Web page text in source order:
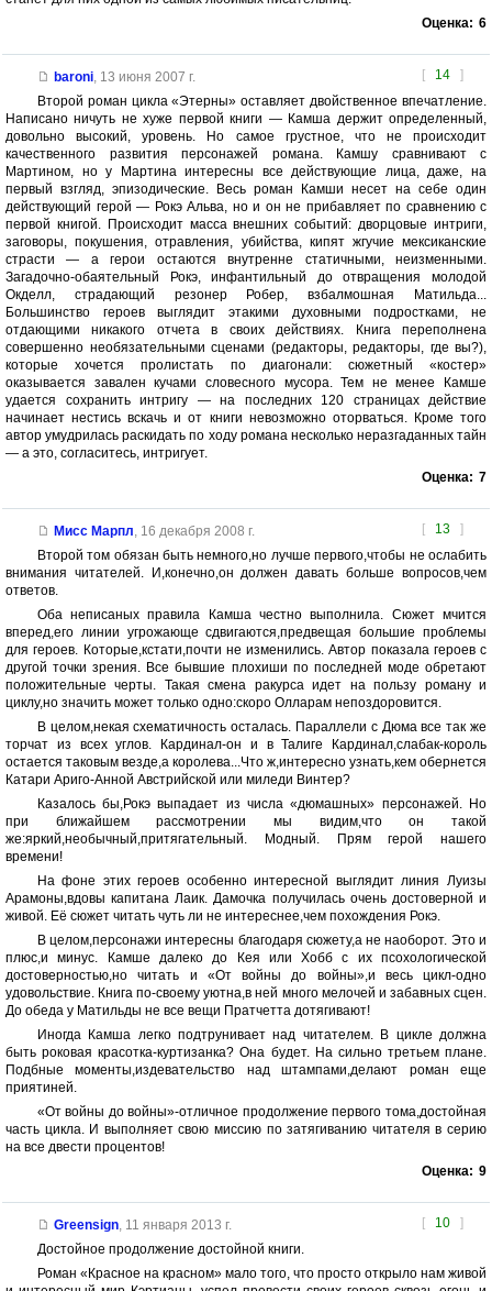
Оценка: 6
[ 14 ]
baroni, 13 июня 2007 г.
Второй роман цикла «Этерны» оставляет двойственное впечатление.
Написано ничуть не хуже первой книги — Камша держит определенный,
довольно высокий, уровень. Но самое грустное, что не происходит
качественного развития персонажей романа. Камшу сравнивают с
Мартином, но у Мартина интересны все действующие лица, даже, на
первый взгляд, эпизодические. Весь роман Камши несет на себе один
действующий герой — Рокэ Альва, но и он не прибавляет по сравнению с
первой книгой. Происходит масса внешних событий: дворцовые интриги,
заговоры, покушения, отравления, убийства, кипят жгучие мексиканские
страсти — а герои остаются внутренне статичными, неизменными.
Загадочно-обаятельный Рокэ, инфантильный до отвращения молодой
Окделл, страдающий резонер Робер, взбалмошная Матильда...
Большинство героев выглядит этакими духовными подростками, не
отдающими никакого отчета в своих действиях. Книга переполнена
совершенно необязательными сценами (редакторы, редакторы, где вы?),
которые хочется пролистать по диагонали: сюжетный «костер»
оказывается завален кучами словесного мусора. Тем не менее Камше
удается сохранить интригу — на последних 120 страницах действие
начинает нестись вскачь и от книги невозможно оторваться. Кроме того
автор умудрилась раскидать по ходу романа несколько неразгаданных тайн
— а это, согласитесь, интригует.
Оценка: 7
[ 13 ]
Мисс Марпл, 16 декабря 2008 г.
Второй том обязан быть немного,но лучше первого,чтобы не ослабить
внимания читателей. И,конечно,он должен давать больше вопросов,чем
ответов.
Оба неписаных правила Камша честно выполнила. Сюжет мчится
вперед,его линии угрожающе сдвигаются,предвещая большие проблемы
для героев. Которые,кстати,почти не изменились. Автор показала героев с
другой точки зрения. Все бывшие плохиши по последней моде обретают
положительные черты. Такая смена ракурса идет на пользу роману и
циклу,но значить может только одно:скоро Олларам непоздоровится.
В целом,некая схематичность осталась. Параллели с Дюма все так же
торчат из всех углов. Кардинал-он и в Талиге Кардинал,слабак-король
остается таковым везде,а королева...Что ж,интересно узнать,кем обернется
Катари Ариго-Анной Австрийской или миледи Винтер?
Казалось бы,Рокэ выпадает из числа «дюмашных» персонажей. Но
при ближайшем рассмотрении мы видим,что он такой
же:яркий,необычный,притягательный. Модный. Прям герой нашего
времени!
На фоне этих героев особенно интересной выглядит линия Луизы
Арамоны,вдовы капитана Лаик. Дамочка получилась очень достоверной и
живой. Её сюжет читать чуть ли не интереснее,чем похождения Рокэ.
В целом,персонажи интересны благодаря сюжету,а не наоборот. Это и
плюс,и минус. Камше далеко до Кея или Хобб с их псохологической
достоверностью,но читать и «От войны до войны»,и весь цикл-одно
удовольствие. Книга по-своему уютна,в ней много мелочей и забавных сцен.
До обеда у Матильды не все вещи Пратчетта дотягивают!
Иногда Камша легко подтрунивает над читателем. В цикле должна
быть роковая красотка-куртизанка? Она будет. На сильно третьем плане.
Подбные моменты,издевательство над штампами,делают роман еще
приятиней.
«От войны до войны»-отличное продолжение первого тома,достойная
часть цикла. И выполняет свою миссию по затягиванию читателя в серию
на все двести процентов!
Оценка: 9
[ 10 ]
Greensign, 11 января 2013 г.
Достойное продолжение достойной книги.
Роман «Красное на красном» мало того, что просто открыло нам живой